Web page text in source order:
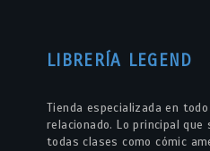
LIBRERÍA LEGEND
Tienda especializada en
relacionado. Lo principal
todas clases como cómic